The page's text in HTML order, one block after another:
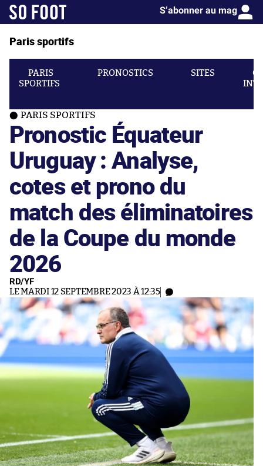
S’abonner au mag
Paris sportifs
PARIS
SPORTIFS
PRONOSTICS SITES
PARIS SPORTIFS
Pronostic Équateur
Uruguay : Analyse,
cotes et prono du
match des éliminatoires
de la Coupe du monde
2026
RD/YF
LE MARDI 12 SEPTEMBRE 2023 À 12:35